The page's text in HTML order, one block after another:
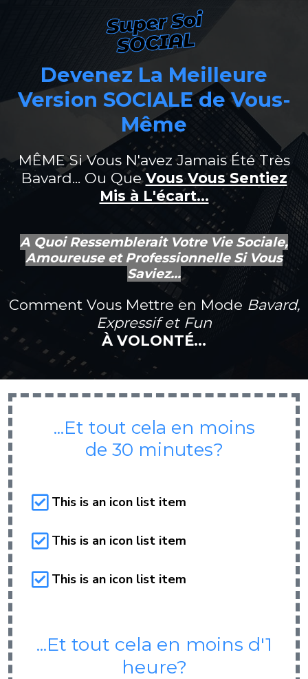
Devenez La Meilleure
Version SOCIALE de Vous-
Même
MÊME Si Vous N'avez Jamais Été Très
Bavard... Ou QueVous Vous Sentiez
Mis à L'écart...
A Quoi Ressemblerait Votre Vie Sociale,
Amoureuse et Professionnelle Si Vous
Saviez...
Comment Vous Mettre en Mode Bavard,
Expressif et Fun
À VOLONTÉ...
...Et tout cela en moins
de 30 minutes?
This is an icon list item
This is an icon list item
This is an icon list item
...Et tout cela en moins d'1
heure?